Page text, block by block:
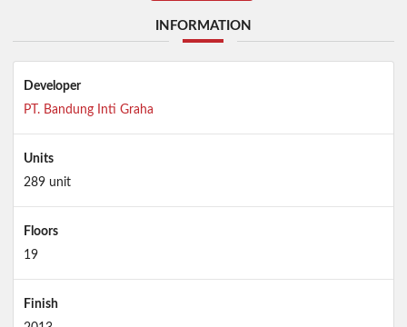
INFORMATION
Developer
PT. Bandung Inti Graha
Units
289 unit
Floors
19
Finish